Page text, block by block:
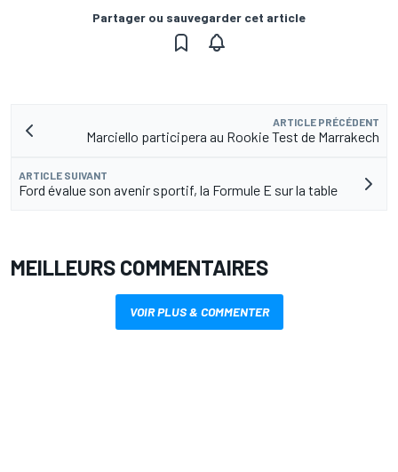
Partager ou sauvegarder cet article
ARTICLE PRÉCÉDENT
Marciello participera au Rookie Test de Marrakech
ARTICLE SUIVANT
Ford évalue son avenir sportif, la Formule E sur la table
MEILLEURS COMMENTAIRES
VOIR PLUS & COMMENTER